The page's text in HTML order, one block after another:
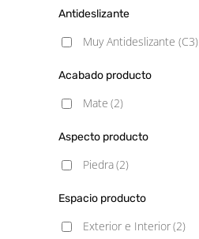
Antideslizante
Muy Antideslizante (C3)
Acabado producto
Mate (2)
Aspecto producto
Piedra(2)
Espacio producto
Exterior e Interior(2)